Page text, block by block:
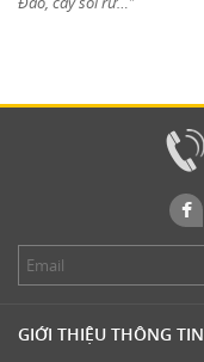
GIỚI THIỆU THÔNG TIN